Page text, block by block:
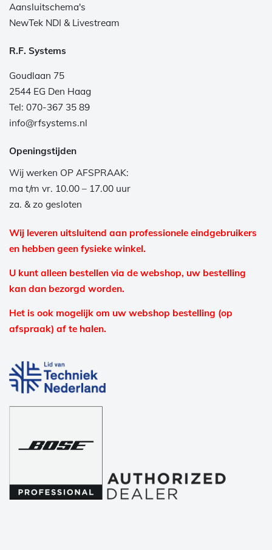
Aansluitschema's
NewTek NDI & Livestream
R.F. Systems
Goudlaan 75
2544 EG Den Haag
Tel: 070-367 35 89
info@rfsystems.nl
Openingstijden
Wij werken OP AFSPRAAK:
ma t/m vr. 10.00 – 17.00 uur
za. & zo gesloten
Wij leveren uitsluitend aan professionele eindgebruikers
en hebben geen fysieke winkel.
U kunt alleen bestellen via de webshop, uw bestelling
kan dan bezorgd worden.
Het is ook mogelijk om uw webshop bestelling (op
afspraak) af te halen.